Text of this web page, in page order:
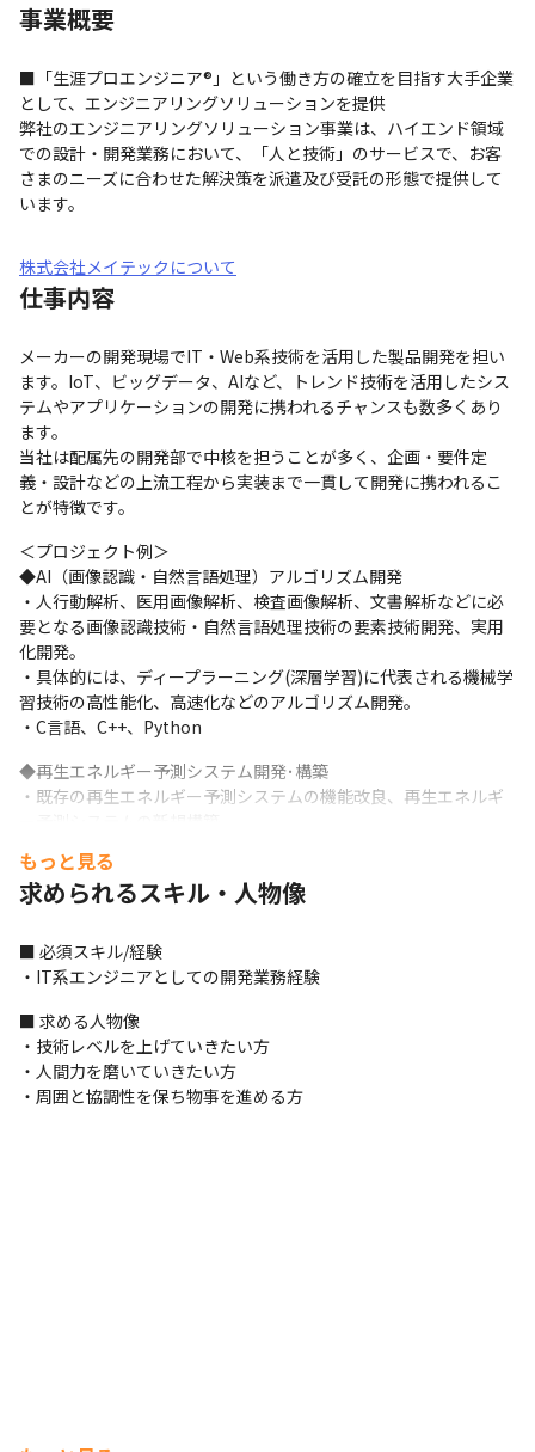
事業概要
■「生涯プロエンジニア®」という働き方の確立を目指す大手企業
として、エンジニアリングソリューションを提供
弊社のエンジニアリングソリューション事業は、ハイエンド領域
での設計・開発業務において、「人と技術」のサービスで、お客
さまのニーズに合わせた解決策を派遣及び受託の形態で提供して
います。
株式会社メイテックについて
仕事内容
メーカーの開発現場でIT・Web系技術を活用した製品開発を担い
ます。IoT、ビッグデータ、AIなど、トレンド技術を活用したシス
テムやアプリケーションの開発に携われるチャンスも数多くあり
ます。
当社は配属先の開発部で中核を担うことが多く、企画・要件定
義・設計などの上流工程から実装まで一貫して開発に携われるこ
とが特徴です。
＜プロジェクト例＞
◆AI（画像認識・自然言語処理）アルゴリズム開発
・人行動解析、医用画像解析、検査画像解析、文書解析などに必
要となる画像認識技術・自然言語処理技術の要素技術開発、実用
化開発。
・具体的には、ディープラーニング(深層学習)に代表される機械学
習技術の高性能化、高速化などのアルゴリズム開発。
・C言語、C++、Python
◆再生エネルギー予測システム開発･構築
・既存の再生エネルギー予測システムの機能改良、再生エネルギ
◆次世代自律型ロボットの機能開発
機能開発
・基本設計、詳細設計、テスト検証
・C++、Python
◆実証実験都市の居住者に向け生活データアプリケーションの開
・主にバックエンド側でユースケースに応じた処理を行うソフト
ウェアの開発
は技術力に対する信頼の証ともいえます。
もっと見る
求められるスキル・人物像
■ 必須スキル/経験
・IT系エンジニアとしての開発業務経験
■ 求める人物像
・技術レベルを上げていきたい方
・人間力を磨いていきたい方
・周囲と協調性を保ち物事を進める方